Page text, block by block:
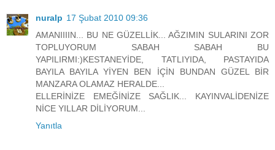
nuralp 17 Şubat 2010 09:36
AMANIIIIN... BU NE GÜZELLİK... AĞZIMIN SULARINI ZOR
TOPLUYORUM SABAH SABAH BU
YAPILIRMI:)KESTANEYİDE, TATLIYIDA, PASTAYIDA
BAYILA BAYILA YİYEN BEN İÇİN BUNDAN GÜZEL BİR
MANZARA OLAMAZ HERALDE...
ELLERİNİZE EMEĞİNİZE SAĞLIK... KAYINVALİDENİZE
NİCE YILLAR DİLİYORUM...
Yanıtla